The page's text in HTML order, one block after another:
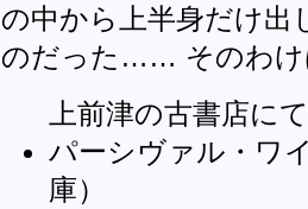
の中から上半身だけ出
のだった…… そのわけ
上前津の古書店に
パーシヴァル・ワ
庫）